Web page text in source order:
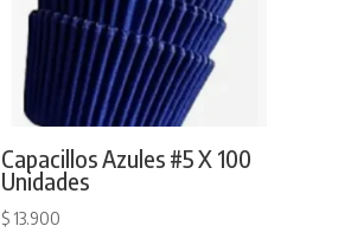
Capacillos Azules #5 X 100
Unidades
$13.900